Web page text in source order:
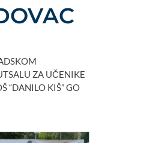
ZA UČENIKE
“DANILO KIŠ” GO